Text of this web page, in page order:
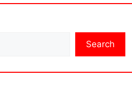
Search